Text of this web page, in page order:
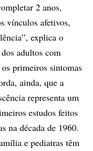
2 anos,
vínculos afetivos,
explica o
adultos com
primeiros sintomas
ainda, que a
representa um
estudos feitos
na década de 1960.
e pediatras têm